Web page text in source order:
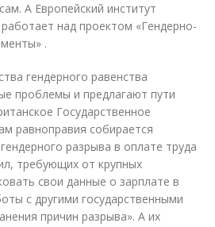
А Европейский институт
над проектом «Гендерно-
.
гендерного равенства
проблемы и предлагают пути
Государственное
равноправия собирается
разрыва в оплате труда
требующих от крупных
свои данные о зарплате в
с другими государственными
причин разрыва». А их